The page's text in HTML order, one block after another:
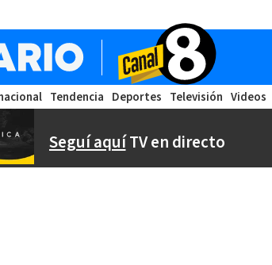
Tendencia Deportes Televisión Videos
Seguí aquíTV en directo